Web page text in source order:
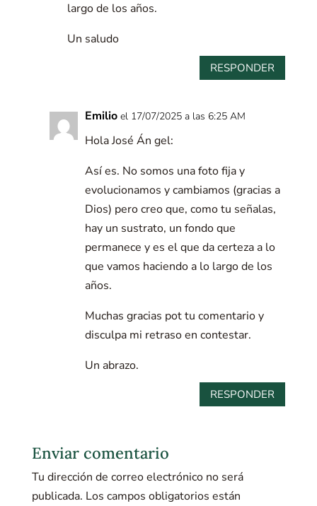
largo de los años.
Un saludo
RESPONDER
Emilio el 17/07/2025 a las 6:25 AM
Hola José Án gel:
Así es. No somos una foto fija y
evolucionamos y cambiamos (gracias a
Dios) pero creo que, como tu señalas,
hay un sustrato, un fondo que
permanece y es el que da certeza a lo
que vamos haciendo a lo largo de los
años.
Muchas gracias pot tu comentario y
disculpa mi retraso en contestar.
Un abrazo.
RESPONDER
Enviar comentario
Tu dirección de correo electrónico no será
publicada. Los campos obligatorios están